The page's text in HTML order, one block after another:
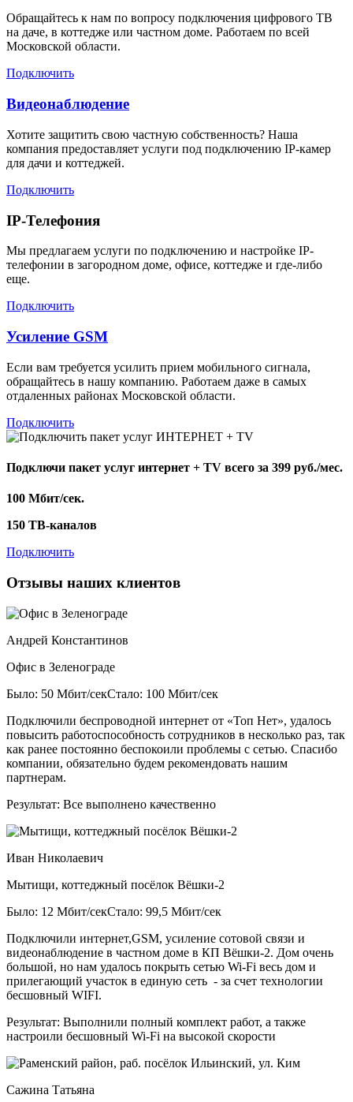
Обращайтесь к нам по вопросу подключения цифрового ТВ
на даче, в коттедже или частном доме. Работаем по всей
Московской области.
Подключить
Видеонаблюдение
Хотите защитить свою частную собственность? Наша
компания предоставляет услуги под подключению IP-камер
для дачи и коттеджей.
Подключить
IP-Телефония
Мы предлагаем услуги по подключению и настройке IP-
телефонии в загородном доме, офисе, коттедже и где-либо
еще.
Подключить
Усиление GSM
Если вам требуется усилить прием мобильного сигнала,
обращайтесь в нашу компанию. Работаем даже в самых
отдаленных районах Московской области.
Подключить
Подключи пакет услуг интернет + TV всего за 399 руб./мес.
100 Мбит/сек.
150 ТВ-каналов
Подключить
Отзывы наших клиентов
Андрей Константинов
Офис в Зеленограде
Было: 50 Мбит/секСтало: 100 Мбит/сек
Подключили беспроводной интернет от «Топ Нет», удалось
повысить работоспособность сотрудников в несколько раз, так
как ранее постоянно беспокоили проблемы с сетью. Спасибо
компании, обязательно будем рекомендовать нашим
партнерам.
Результат: Все выполнено качественно
Иван Николаевич
Мытищи, коттеджный посёлок Вёшки-2
Было: 12 Мбит/секСтало: 99,5 Мбит/сек
Подключили интернет,GSM, усиление сотовой связи и
видеонаблюдение в частном доме в КП Вёшки-2. Дом очень
большой, но нам удалось покрыть сетью Wi-Fi весь дом и
прилегающий участок в единую сеть - за счет технологии
бесшовный WIFI.
Результат: Выполнили полный комплект работ, а также
настроили бесшовный Wi-Fi на высокой скорости
Сажина Татьяна